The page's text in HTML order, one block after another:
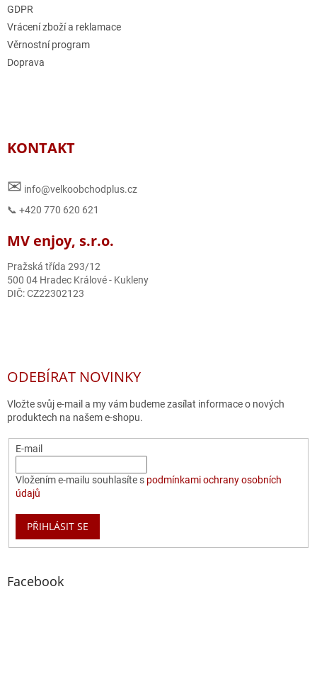
GDPR
Vrácení zboží a reklamace
Věrnostní program
Doprava
KONTAKT
✉ info@velkoobchodplus.cz
📞 +420 770 620 621
MV enjoy, s.r.o.
Pražská třída 293/12
500 04 Hradec Králové - Kukleny
DIČ: CZ22302123
ODEBÍRAT NOVINKY
Vložte svůj e-mail a my vám budeme zasílat informace o nových
produktech na našem e-shopu.
E-mail
Vložením e-mailu souhlasíte s podmínkami ochrany osobních
údajů
PŘIHLÁSIT SE
Facebook